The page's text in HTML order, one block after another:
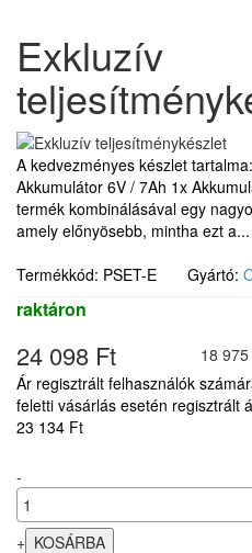
Exkluzív
A kedvezményes készlet
Akkumulátor 6V / 7Ah 1x
termék kombinálásával egy
amely előnyösebb, mintha ezt a...
Termékkód: PSET-E Gyártó:
raktáron
24 098 Ft
18
Ár regisztrált felhasználók
feletti vásárlás esetén regisztrált
23 134 Ft
-
+